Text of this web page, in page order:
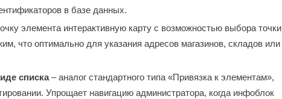
в базе данных.
элемента интерактивную карту с возможностью выбора точки
что оптимально для указания адресов магазинов, складов или
списка– аналог стандартного типа «Привязка к элементам»,
Упрощает навигацию администратора, когда инфоблок